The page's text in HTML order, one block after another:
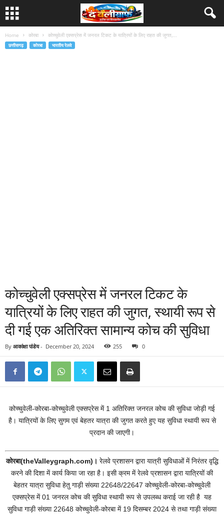
Home कोरबा कोच्चुवेली एक्सप्रेस में जनरल टिकट के यात्रियों के लिए राहत की जुगत,...
छत्तीसगढ़ कोरबा भारतीय रेलवे
कोच्चुवेली एक्सप्रेस में जनरल टिकट के
यात्रियों के लिए राहत की जुगत, स्थायी रूप से
दी गई एक अतिरिक्त सामान्य कोच की सुविधा
By आकांक्षा पांडेय- December 20, 2024 255 0
कोच्चुवेली-कोरबा-कोच्चुवेली एक्सप्रेस में 1 अतिरिक्त जनरल कोच की सुविधा जोड़ी गई
है। यात्रियों के लिए सुगम एवं बेहतर यात्रा की जुगत करते हुए यह सुविधा स्थायी रूप से
प्रदान की जाएगी।
कोरबा(theValleygraph.com)। रेलवे प्रशासन द्वारा यात्री सुविधाओं में निरंतर वृद्धि
करने की दिशा में कार्य किया जा रहा है। इसी क्रम में रेलवे प्रशासन द्वारा यात्रियों की
बेहतर यात्रा सुविधा हेतु गाड़ी संख्या 22648/22647 कोच्चुवेली-कोरबा-कोच्चुवेली
एक्सप्रेस में 01 जनरल कोच की सुविधा स्थायी रूप से उपलब्ध कराई जा रही है यह
सुविधा गाड़ी संख्या 22648 कोच्चुवेली-कोरबा में 19 दिसम्बर 2024 से तथा गाड़ी संख्या